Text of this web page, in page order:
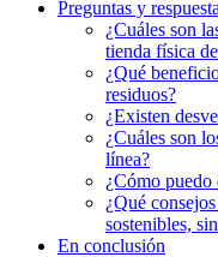
Preguntas y
¿Cuáles son
tienda física
¿Qué
residuos?
¿Existen
¿Cuáles son
línea?
¿Cómo
¿Qué
sostenibles,
En conclusión